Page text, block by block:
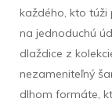
každého, kto
na jednoduchú
dlaždice z
nezameniteľný
dlhom formáte,